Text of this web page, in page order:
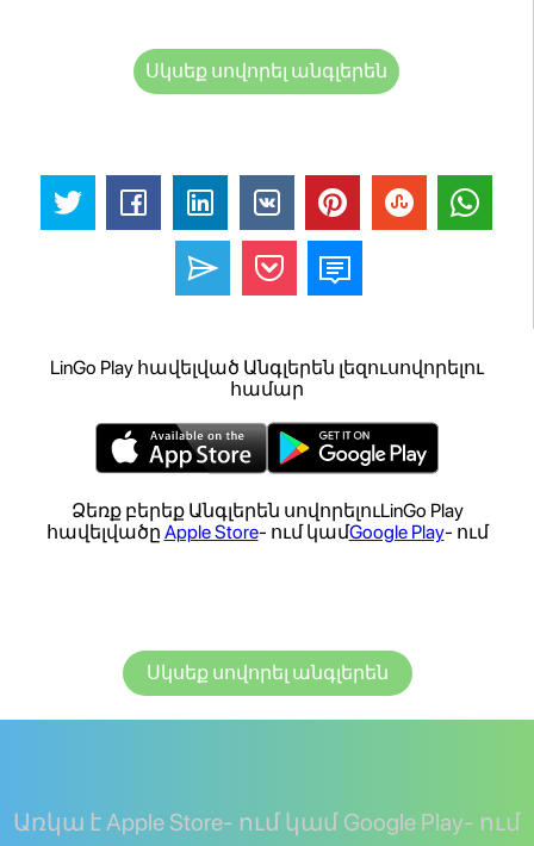
Սկսեք սովորել անգլերեն
LinGo Play հավելված Անգլերեն լեզուսովորելու
համար
Ձեռք բերեք Անգլերեն սովորելուLinGo Play
հավելվածը Apple Store- ում կամGoogle Play- ում
Սկսեք սովորել անգլերեն
Առկա է Apple Store- ում կամ Google Play- ում